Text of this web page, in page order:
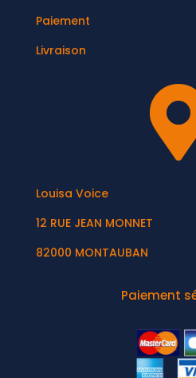
Paiement
Livraison
Louisa Voice
12 RUE JEAN MONNET
82000 MONTAUBAN
Paiement